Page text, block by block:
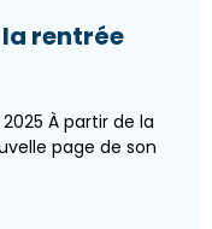
rentrée
À partir de la
page de son